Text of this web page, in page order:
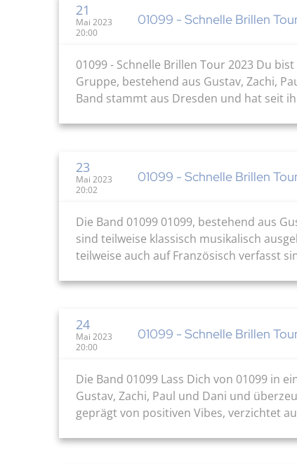
21
Mai 2023
20:00
01099 - Schnelle Brillen
01099 - Schnelle Brillen Tour 2023 Du
Gruppe, bestehend aus Gustav, Zachi,
Band stammt aus Dresden und hat seit
23
Mai 2023
20:02
01099 - Schnelle Brillen
Die Band 01099 01099, bestehend aus
sind teilweise klassisch musikalisch
teilweise auch auf Französisch verfasst
24
Mai 2023
20:00
01099 - Schnelle Brillen
Die Band 01099 Lass Dich von 01099 in
Gustav, Zachi, Paul und Dani und
geprägt von positiven Vibes, verzichtet